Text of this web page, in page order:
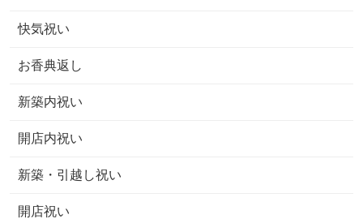
快気祝い
お香典返し
新築内祝い
開店内祝い
新築・引越し祝い
開店祝い